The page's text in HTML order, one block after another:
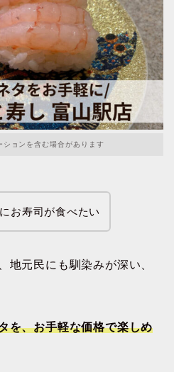
ションを含む場合があります
お寿司が食べたい
地元民にも馴染みが深い、
を、お手軽な価格で楽しめ